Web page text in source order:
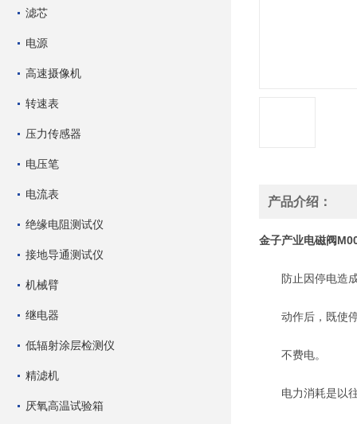
滤芯
电源
高速摄像机
转速表
压力传感器
电压笔
电流表
绝缘电阻测试仪
接地导通测试仪
机械臂
继电器
低辐射涂层检测仪
精滤机
厌氧高温试验箱
产品介绍：
金子产业电磁阀
防止因停电造成
动作后，既使停
不费电。
电力消耗是以往